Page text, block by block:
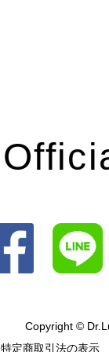
Copyright ©
特定商取引法の表示